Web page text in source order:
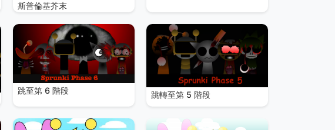
斯普倫基芥末
跳至第 6 階段 跳轉至第 5 階段